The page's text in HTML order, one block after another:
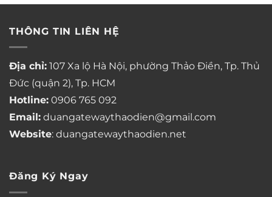
THÔNG TIN LIÊN HỆ
Địa chỉ: 107 Xa lộ Hà Nội, phường Thảo Điền, Tp. Thủ
Đức (quận 2), Tp. HCM
Hotline: 0906 765 092
Email: duangatewaythaodien@gmail.com
Website: duangatewaythaodien.net
Đăng Ký Ngay